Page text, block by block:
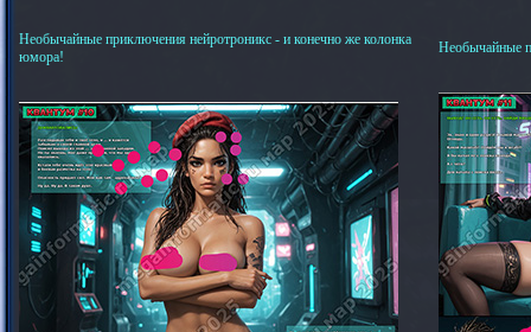
Необычайные приключения нейротроникс - и конечно же колонка
юмора!
Необычайные